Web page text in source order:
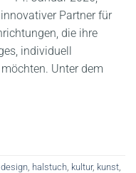
Partner für
die ihre
individuell
Unter dem
design halstuch kultur, kunst